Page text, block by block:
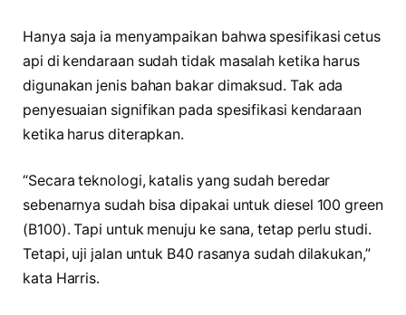
Hanya saja ia menyampaikan bahwa spesifikasi cetus
api di kendaraan sudah tidak masalah ketika harus
digunakan jenis bahan bakar dimaksud. Tak ada
penyesuaian signifikan pada spesifikasi kendaraan
ketika harus diterapkan.
“Secara teknologi, katalis yang sudah beredar
sebenarnya sudah bisa dipakai untuk diesel 100 green
(B100). Tapi untuk menuju ke sana, tetap perlu studi.
Tetapi, uji jalan untuk B40 rasanya sudah dilakukan,”
kata Harris.